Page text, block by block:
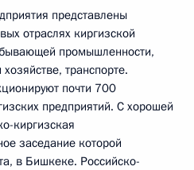
представлены
отраслях киргизской
промышленности,
транспорте.
почти 700
предприятий. С хорошей
киргизская
заседание которой
в Бишкеке. Российско-